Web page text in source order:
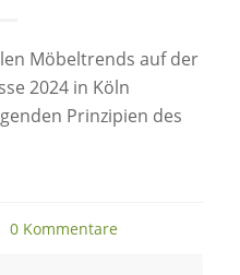
Möbeltrends auf der
2024 in Köln
Prinzipien des
0 Kommentare